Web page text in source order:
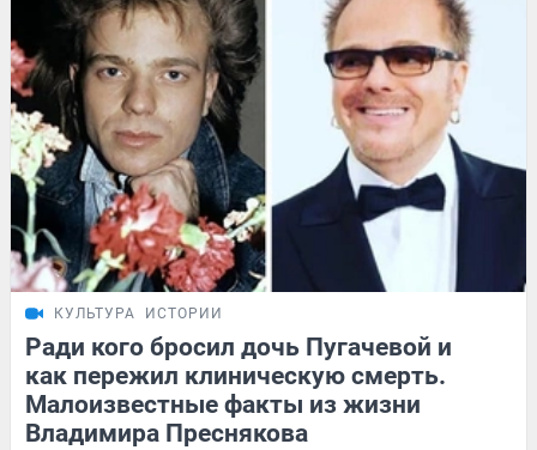
КУЛЬТУРА ИСТОРИИ
Ради кого бросил дочь Пугачевой и
как пережил клиническую смерть.
Малоизвестные факты из жизни
Владимира Преснякова